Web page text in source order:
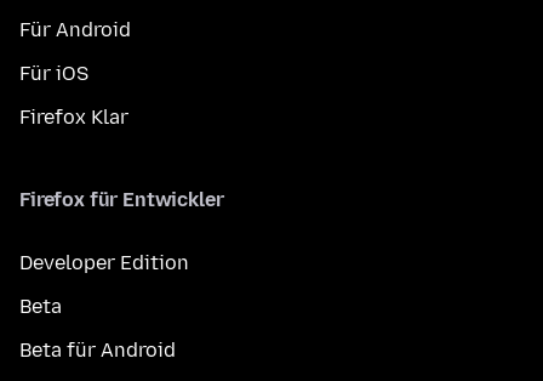
Für Android
Für iOS
Firefox Klar
Firefox für Entwickler
Developer Edition
Beta
Beta für Android